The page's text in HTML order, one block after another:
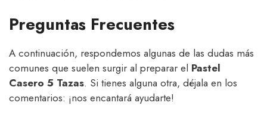
Preguntas Frecuentes
A continuación, respondemos algunas de las dudas más
comunes que suelen surgir al preparar el Pastel
Casero 5 Tazas. Si tienes alguna otra, déjala en los
comentarios: ¡nos encantará ayudarte!